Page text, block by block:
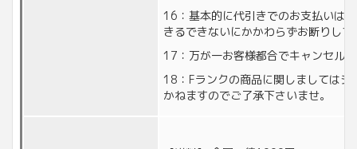
16：基本的に代引きでのお支払いは
きるできないにかかわらずお断りし
17：万が一お客様都合でキャンセル
18：Fランクの商品に関しましては
かねますのでご了承下さいませ。